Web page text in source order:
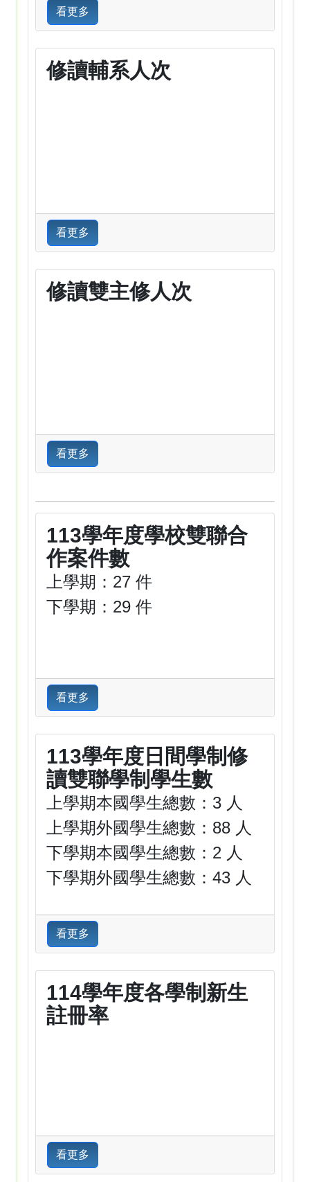
看更多
修讀輔系人次
看更多
修讀雙主修人次
看更多
113學年度學校雙聯合
作案件數
上學期：27 件
下學期：29 件
看更多
113學年度日間學制修
讀雙聯學制學生數
上學期本國學生總數：3 人
上學期外國學生總數：88 人
下學期本國學生總數：2 人
下學期外國學生總數：43 人
看更多
114學年度各學制新生
註冊率
看更多